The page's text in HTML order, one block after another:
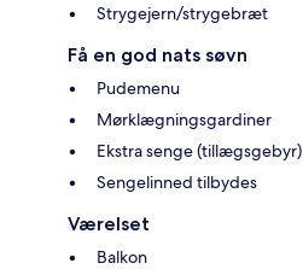
Strygejern/strygebræt
Få en god nats søvn
Pudemenu
Mørklægningsgardiner
Ekstra senge (tillægsgebyr)
Sengelinned tilbydes
Værelset
Balkon